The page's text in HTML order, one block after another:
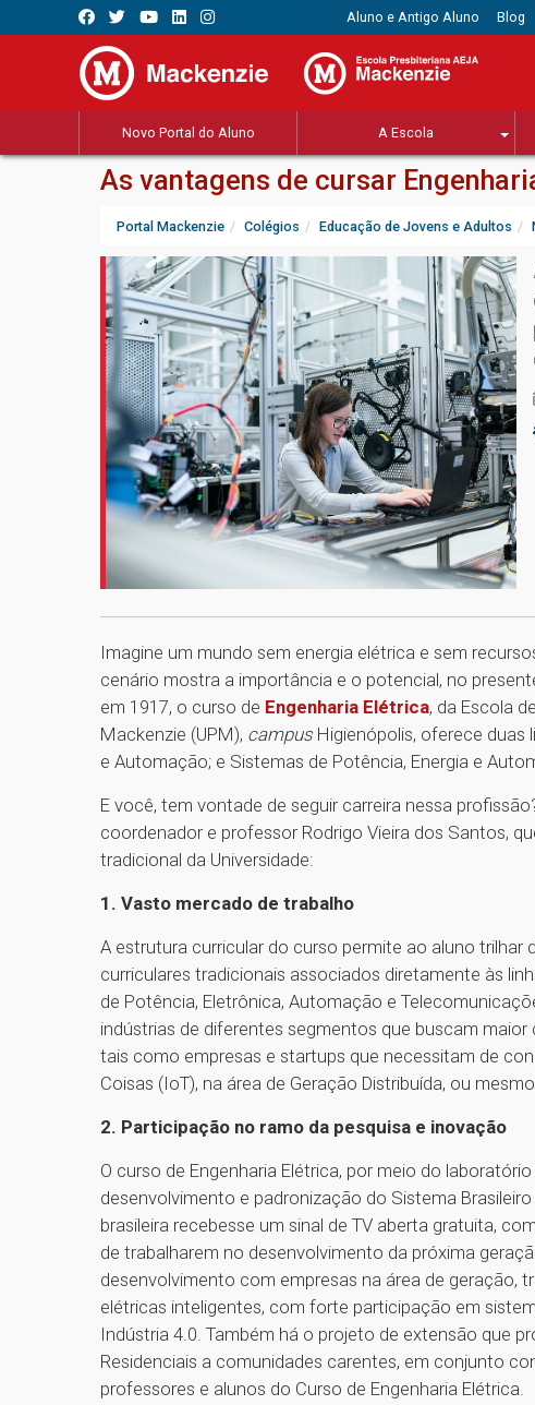
Aluno e Antigo Aluno Blog
Novo Portal do Aluno A Escola
As vantagens de cursar
Portal Mackenzie Colégios Educação de Jovens e Adultos
Imagine um mundo sem energia elétrica e sem
cenário mostra a importância e o potencial, no
em 1917, o curso de Engenharia Elétrica, da Escola
Mackenzie (UPM), campus Higienópolis, oferece duas
e Automação; e Sistemas de Potência, Energia e
E você, tem vontade de seguir carreira nessa
coordenador e professor Rodrigo Vieira dos Santos,
tradicional da Universidade:
1. Vasto mercado de trabalho
A estrutura curricular do curso permite ao aluno
curriculares tradicionais associados diretamente às
de Potência, Eletrônica, Automação e
indústrias de diferentes segmentos que buscam
tais como empresas e startups que necessitam de
Coisas (IoT), na área de Geração Distribuída, ou
2. Participação no ramo da pesquisa e inovação
O curso de Engenharia Elétrica, por meio do
desenvolvimento e padronização do Sistema
brasileira recebesse um sinal de TV aberta gratuita,
de trabalharem no desenvolvimento da próxima
desenvolvimento com empresas na área de geração,
elétricas inteligentes, com forte participação em
Indústria 4.0. Também há o projeto de extensão que
Residenciais a comunidades carentes, em conjunto
professores e alunos do Curso de Engenharia Elétrica.